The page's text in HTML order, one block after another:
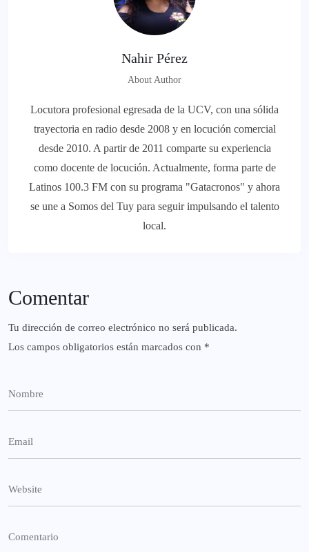
Nahir Pérez
About Author
Locutora profesional egresada de la UCV, con una sólida
trayectoria en radio desde 2008 y en locución comercial
desde 2010. A partir de 2011 comparte su experiencia
como docente de locución. Actualmente, forma parte de
Latinos 100.3 FM con su programa "Gatacronos" y ahora
se une a Somos del Tuy para seguir impulsando el talento
local.
Comentar
Tu dirección de correo electrónico no será publicada.
Los campos obligatorios están marcados con *